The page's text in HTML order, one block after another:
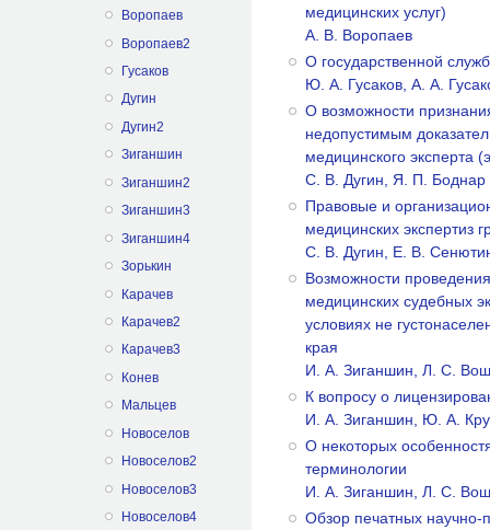
Воропаев
Воропаев2
Гусаков
Дугин
Дугин2
Зиганшин
Зиганшин2
Зиганшин3
Зиганшин4
Зорькин
Карачев
Карачев2
Карачев3
Конев
Мальцев
Новоселов
Новоселов2
Новоселов3
Новоселов4
медицинских услуг)
А. В. Воропаев
О государственной
Ю. А. Гусаков, А. А.
О возможности
недопустимым
медицинского эксперта
С. В. Дугин, Я. П. Боднар
Правовые и
медицинских экспертиз
С. В. Дугин, Е. В.
Возможности
медицинских судебных
условиях не
края
И. А. Зиганшин, Л. С.
К вопросу о
И. А. Зиганшин, Ю. А.
О некоторых
терминологии
И. А. Зиганшин, Л. С.
Обзор печатных научно-